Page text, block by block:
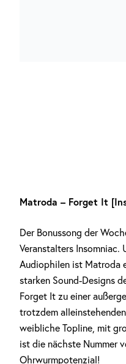
Matroda – Forget It
Der Bonussong der
Veranstalters Insomniac.
Audiophilen ist Matroda
starken Sound-Designs
Forget It zu einer
trotzdem
weibliche Topline, mit
ist die nächste Nummer
Ohrwurmpotenzial!